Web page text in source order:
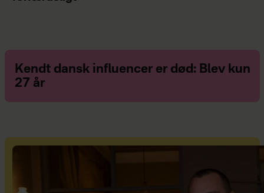
Kendt dansk influencer er død: Blev kun
27 år